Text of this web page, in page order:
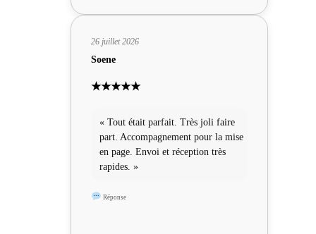
26 juillet 2026
Soene
★★★★★
« Tout était parfait. Très joli faire
part. Accompagnement pour la mise
en page. Envoi et réception très
rapides. »
Réponse